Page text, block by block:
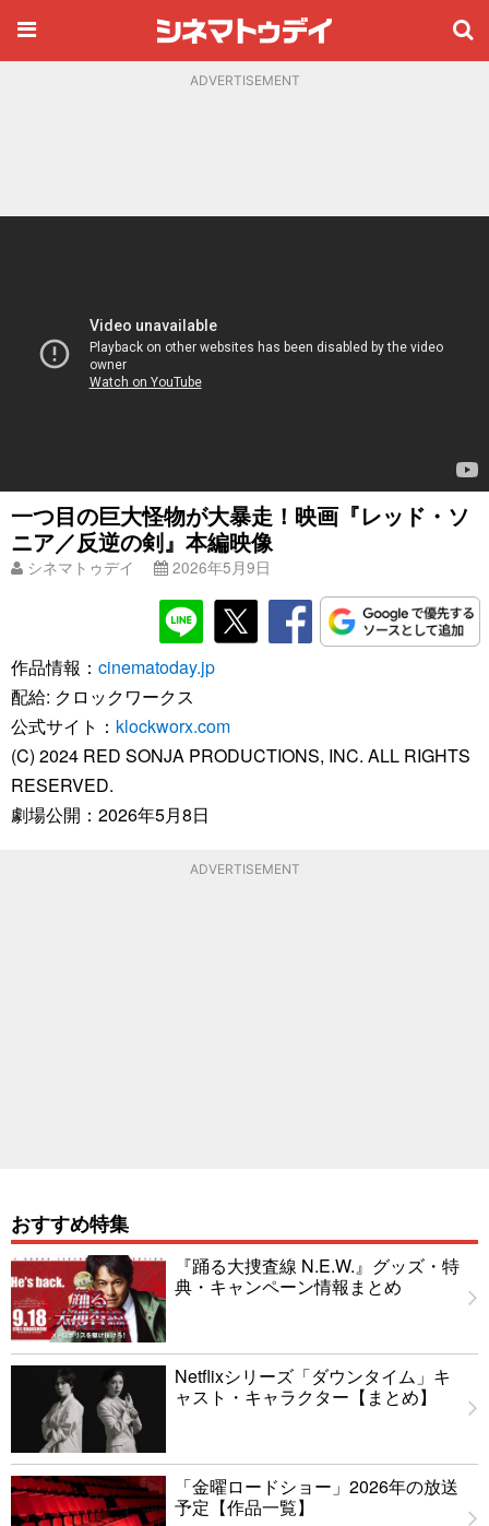
ADVERTISEMENT
一つ目の巨大怪物が大暴走！映画『レッド・ソ
ニア／反逆の剣』本編映像
シネマトゥデイ 2026年5月9日
作品情報： cinematoday.jp
配給: クロックワークス
公式サイト： klockworx.com
(C) 2024 RED SONJA PRODUCTIONS, INC. ALL RIGHTS
RESERVED.
劇場公開：2026年5月8日
ADVERTISEMENT
おすすめ特集
『踊る大捜査線 N.E.W.』グッズ・特
典・キャンペーン情報まとめ
Netflixシリーズ「ダウンタイム」キ
ャスト・キャラクター【まとめ】
「金曜ロードショー」2026年の放送
予定【作品一覧】